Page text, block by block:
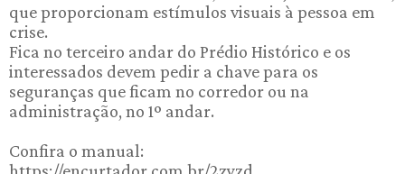
que proporcionam estímulos visuais à pessoa em
crise.
Fica no terceiro andar do Prédio Histórico e os
interessados devem pedir a chave para os
seguranças que ficam no corredor ou na
administração, no 1º andar.
Confira o manual: